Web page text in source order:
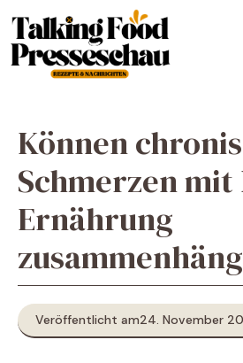
Inhalt
springen
Können
Schmerzen
Ernährung
Veröffentlicht am24. November